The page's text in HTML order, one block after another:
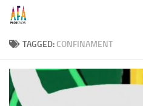
Skip to content
TAGGED: CONFINAMENT